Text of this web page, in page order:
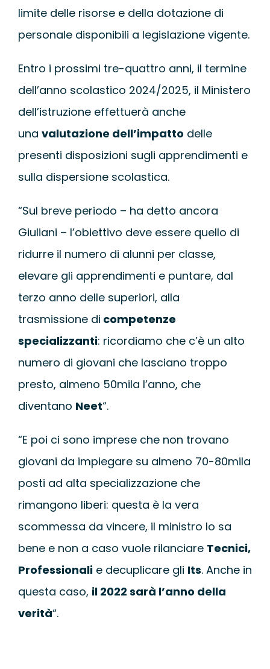
limite delle risorse e della dotazione di
personale disponibili a legislazione vigente.
Entro i prossimi tre-quattro anni, il termine
dell’anno scolastico 2024/2025, il Ministero
dell’istruzione effettuerà anche
una valutazione dell’impatto delle
presenti disposizioni sugli apprendimenti e
sulla dispersione scolastica.
“Sul breve periodo – ha detto ancora
Giuliani – l’obiettivo deve essere quello di
ridurre il numero di alunni per classe,
elevare gli apprendimenti e puntare, dal
terzo anno delle superiori, alla
trasmissione di competenze
specializzanti: ricordiamo che c’è un alto
numero di giovani che lasciano troppo
presto, almeno 50mila l’anno, che
diventano Neet“.
“E poi ci sono imprese che non trovano
giovani da impiegare su almeno 70-80mila
posti ad alta specializzazione che
rimangono liberi: questa è la vera
scommessa da vincere, il ministro lo sa
bene e non a caso vuole rilanciare Tecnici,
Professionalie decuplicare gli Its. Anche in
questa caso, il 2022 sarà l’anno della
verità“.